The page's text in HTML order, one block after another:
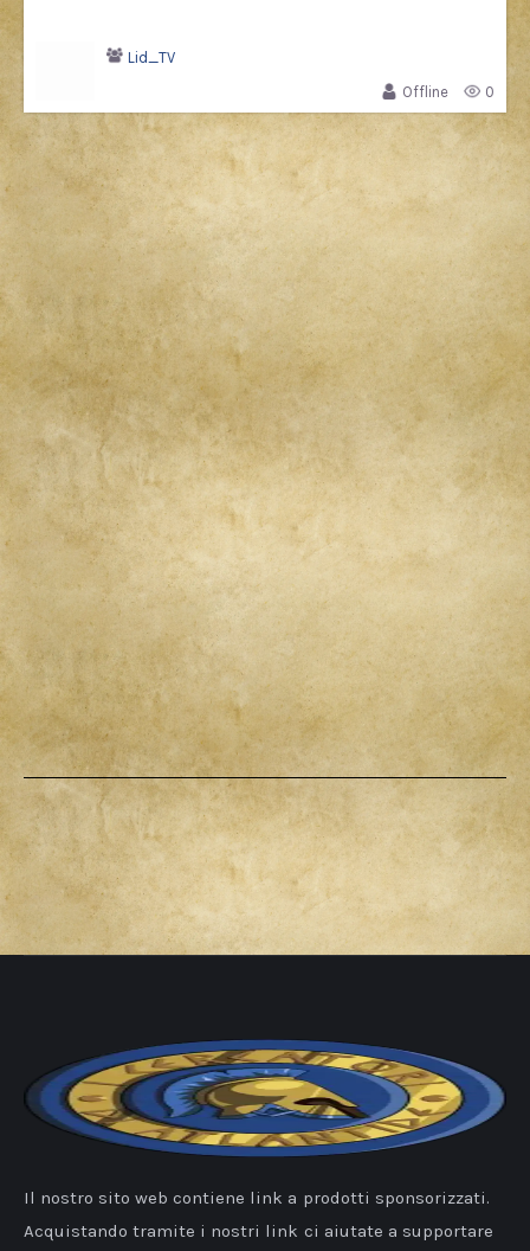
Lid_TV
Offline
0
Il nostro sito web contiene link a prodotti sponsorizzati.
Acquistando tramite i nostri link ci aiutate a supportare